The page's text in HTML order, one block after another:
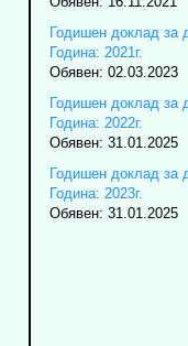
Годишен доклад за
Година: 2021г.
Обявен: 02.03.2023
Годишен доклад за
Година: 2022г.
Обявен: 31.01.2025
Годишен доклад за
Година: 2023г.
Обявен: 31.01.2025